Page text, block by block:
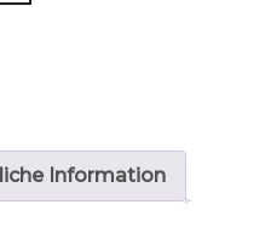
Information